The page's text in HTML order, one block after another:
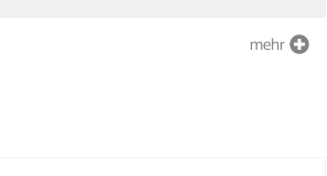
mehr